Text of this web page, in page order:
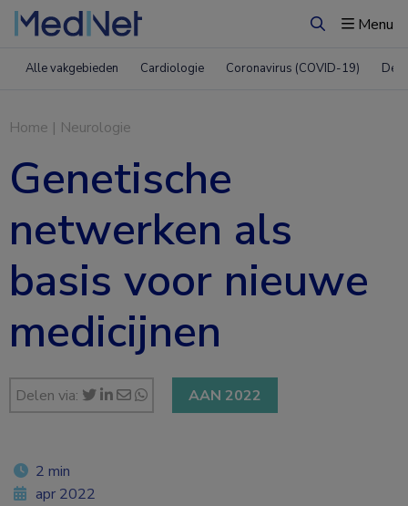
ZoekenMenu
Alle vakgebieden Cardiologie Coronavirus (COVID-19)
Home | Neurologie
Genetische
netwerken als
basis voor nieuwe
medicijnen
Delen via: AAN 2022
2 min
apr 2022